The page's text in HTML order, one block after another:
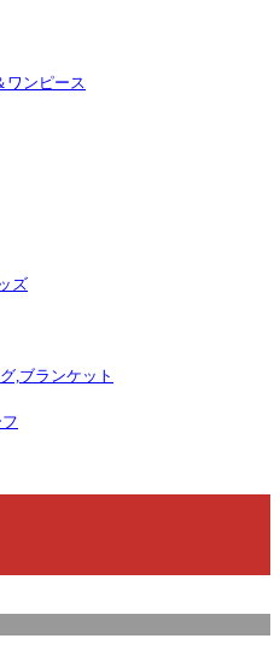
ワンピース
ズ
,ブランケット